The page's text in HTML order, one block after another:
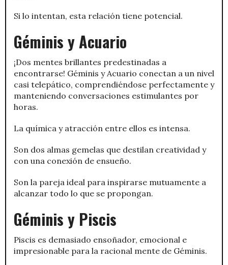
Si lo intentan, esta relación tiene potencial.
Géminis y Acuario
¡Dos mentes brillantes predestinadas a
encontrarse! Géminis y Acuario conectan a un nivel
casi telepático, comprendiéndose perfectamente y
manteniendo conversaciones estimulantes por
horas.
La química y atracción entre ellos es intensa.
Son dos almas gemelas que destilan creatividad y
con una conexión de ensueño.
Son la pareja ideal para inspirarse mutuamente a
alcanzar todo lo que se propongan.
Géminis y Piscis
Piscis es demasiado ensoñador, emocional e
impresionable para la racional mente de Géminis.